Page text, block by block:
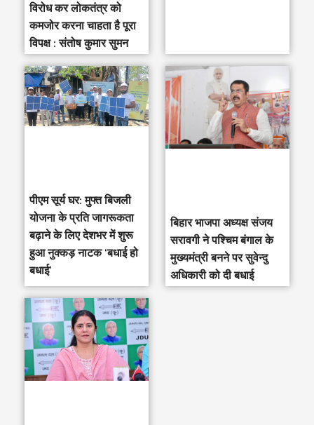
विरोध कर लोकतंत्र को
कमजोर करना चाहता है पूरा
विपक्ष : संतोष कुमार सुमन
पीएम सूर्य घर: मुफ्त बिजली
योजना के प्रति जागरूकता
बढ़ाने के लिए देशभर में शुरू
हुआ नुक्कड़ नाटक ‘बधाई हो
बधाई’
‎बिहार भाजपा अध्यक्ष संजय
सरावगी ने पश्चिम बंगाल के
मुख्यमंत्री बनने पर सुवेन्दु
अधिकारी को दी बधाई